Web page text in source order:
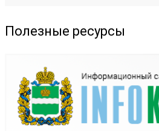
Полезные ресурсы